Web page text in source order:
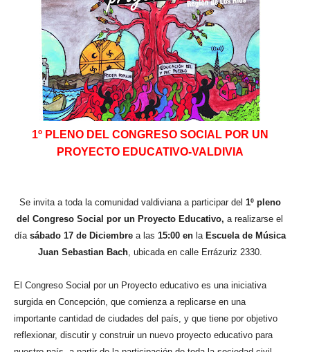
1º PLENO DEL CONGRESO SOCIAL POR UN
PROYECTO EDUCATIVO-VALDIVIA
Se invita a toda la comunidad valdiviana a participar del 1º pleno
del Congreso Social por un Proyecto Educativo, a realizarse el
día sábado 17 de Diciembre a las 15:00 enla Escuela de Música
Juan Sebastian Bach, ubicada en calle Errázuriz 2330.
El Congreso Social por un Proyecto educativo es una iniciativa
surgida en Concepción, que comienza a replicarse en una
importante cantidad de ciudades del país, y que tiene por objetivo
reflexionar, discutir y construir un nuevo proyecto educativo para